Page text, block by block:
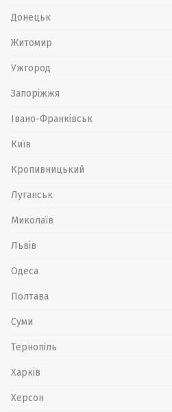
Донецьк
Житомир
Ужгород
Запоріжжя
Івано-Франківськ
Київ
Кропивницький
Луганськ
Миколаїв
Львів
Одеса
Полтава
Суми
Тернопіль
Харків
Херсон